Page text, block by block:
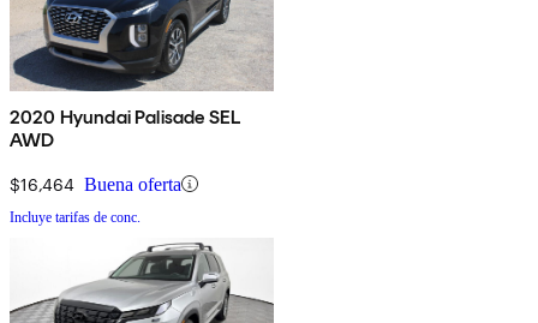
2020 Hyundai Palisade SEL
AWD
$16,464 Buena oferta
Incluye tarifas de conc.